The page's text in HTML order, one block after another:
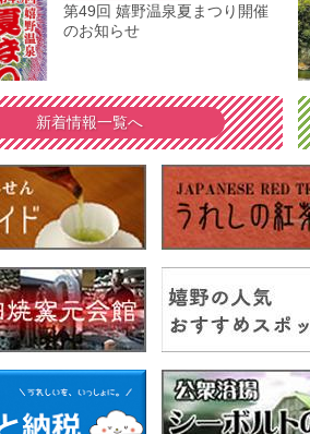
第49回 嬉野温泉夏まつり開催
のお知らせ
新着情報一覧へ